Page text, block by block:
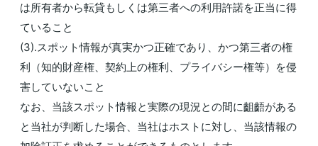
は所有者から転貸もしくは第三者への利用許諾を正当に得
ていること
(3).スポット情報が真実かつ正確であり、かつ第三者の権
利（知的財産権、契約上の権利、プライバシー権等）を侵
害していないこと
なお、当該スポット情報と実際の現況との間に齟齬がある
と当社が判断した場合、当社はホストに対し、当該情報の